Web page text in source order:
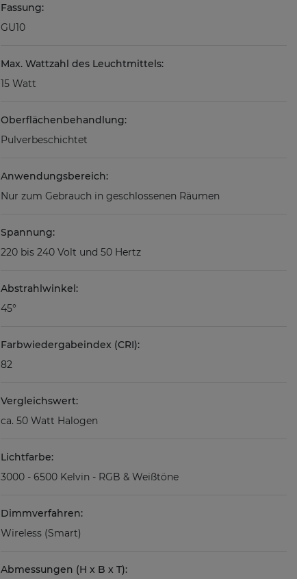
Fassung:
GU10
Max. Wattzahl des Leuchtmittels:
15 Watt
Oberflächenbehandlung:
Pulverbeschichtet
Anwendungsbereich:
Nur zum Gebrauch in geschlossenen Räumen
Spannung:
220 bis 240 Volt und 50 Hertz
Abstrahlwinkel:
45°
Farbwiedergabeindex (CRI):
82
Vergleichswert:
ca. 50 Watt Halogen
Lichtfarbe:
3000 - 6500 Kelvin - RGB & Weißtöne
Dimmverfahren:
Wireless (Smart)
Abmessungen (H x B x T):